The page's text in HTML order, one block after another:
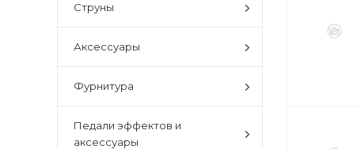
Струны
Аксессуары
Фурнитура
Педали эффектов и
аксессуары